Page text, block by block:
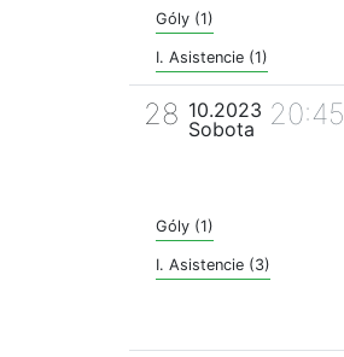
Góly (1)
I. Asistencie (1)
28 10.2023
Sobota
20:45
Góly (1)
I. Asistencie (3)